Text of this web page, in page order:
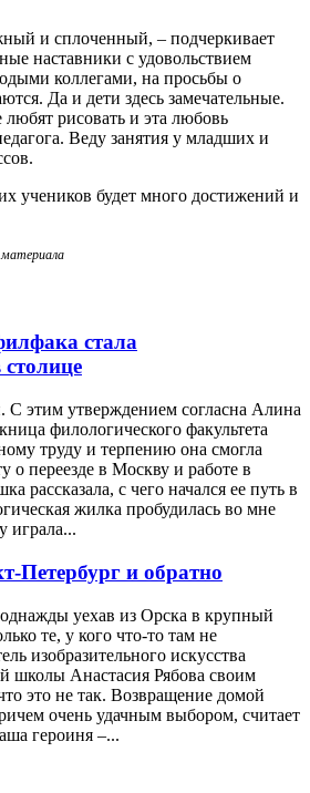
и сплоченный, – подчеркивает
наставники с удовольствием
коллегами, на просьбы о
Да и дети здесь замечательные.
рисовать и эта любовь
Веду занятия у младших и
учеников будет много достижений и
стала
столице
этим утверждением согласна Алина
филологического факультета
труду и терпению она смогла
о переезде в Москву и работе в
рассказала, с чего начался ее путь в
жилка пробудилась во мне
играла...
Петербург и обратно
уехав из Орска в крупный
те, у кого что-то там не
изобразительного искусства
школы Анастасия Рябова своим
это не так. Возвращение домой
очень удачным выбором, считает
героиня –...